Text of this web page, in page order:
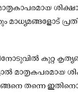
മാധ്യമങ്ങളോട്
കുറ്റ
മാതൃകപരമായ
തന്നെ